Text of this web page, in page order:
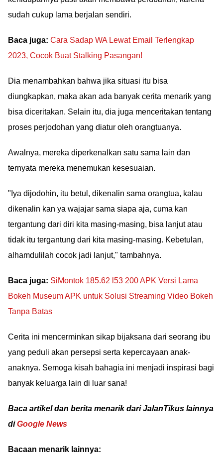
sudah cukup lama berjalan sendiri.
Baca juga: Cara Sadap WA Lewat Email Terlengkap
2023, Cocok Buat Stalking Pasangan!
Dia menambahkan bahwa jika situasi itu bisa
diungkapkan, maka akan ada banyak cerita menarik yang
bisa diceritakan. Selain itu, dia juga menceritakan tentang
proses perjodohan yang diatur oleh orangtuanya.
Awalnya, mereka diperkenalkan satu sama lain dan
ternyata mereka menemukan kesesuaian.
"Iya dijodohin, itu betul, dikenalin sama orangtua, kalau
dikenalin kan ya wajajar sama siapa aja, cuma kan
tergantung dari diri kita masing-masing, bisa lanjut atau
tidak itu tergantung dari kita masing-masing. Kebetulan,
alhamdulilah cocok jadi lanjut," tambahnya.
Baca juga: SiMontok 185.62 l53 200 APK Versi Lama
Bokeh Museum APK untuk Solusi Streaming Video Bokeh
Tanpa Batas
Cerita ini mencerminkan sikap bijaksana dari seorang ibu
yang peduli akan persepsi serta kepercayaan anak-
anaknya. Semoga kisah bahagia ini menjadi inspirasi bagi
banyak keluarga lain di luar sana!
Baca artikel dan berita menarik dari JalanTikus lainnya
diGoogle News
Bacaan menarik lainnya: